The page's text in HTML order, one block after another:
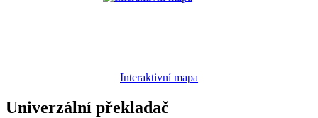
Interaktivní mapa
Univerzální překladač